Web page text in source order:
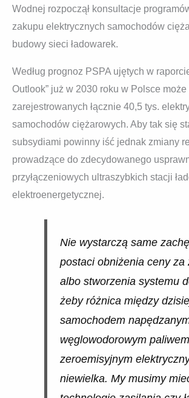
Wodnej rozpoczął konsultacje
zakupu elektrycznych samochodów
budowy sieci ładowarek.
Według prognoz PSPA ujętych w
Outlook” już w 2030 roku w Polsce może
zarejestrowanych łącznie 40,5 tys.
samochodów ciężarowych. Aby tak się
subsydiami powinny iść jednak zmiany
prowadzące do zdecydowanego
przyłączeniowych ultraszybkich stacji
elektroenergetycznej.
Nie wystarczą same
postaci obniżenia ceny za
albo stworzenia systemu
żeby różnica między
samochodem
węglowodorowym
zeroemisyjnym
niewielka. My musimy